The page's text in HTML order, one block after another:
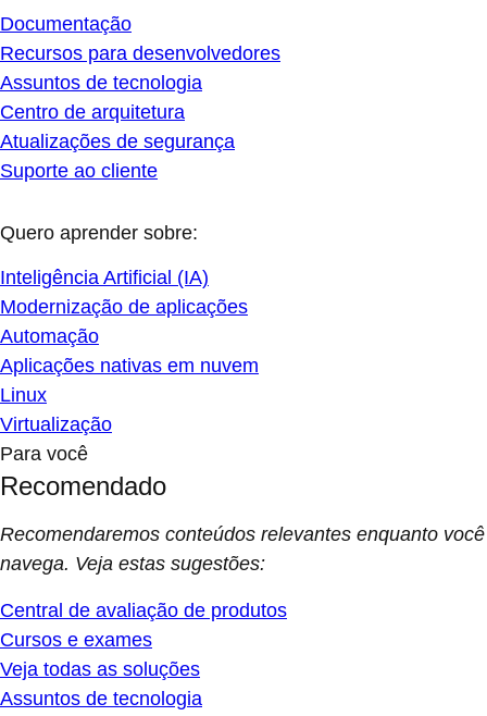
Documentação
Recursos para desenvolvedores
Assuntos de tecnologia
Centro de arquitetura
Atualizações de segurança
Suporte ao cliente
Quero aprender sobre:
Inteligência Artificial (IA)
Modernização de aplicações
Automação
Aplicações nativas em nuvem
Linux
Virtualização
Para você
Recomendado
Recomendaremos conteúdos relevantes enquanto você
navega. Veja estas sugestões:
Central de avaliação de produtos
Cursos e exames
Veja todas as soluções
Assuntos de tecnologia